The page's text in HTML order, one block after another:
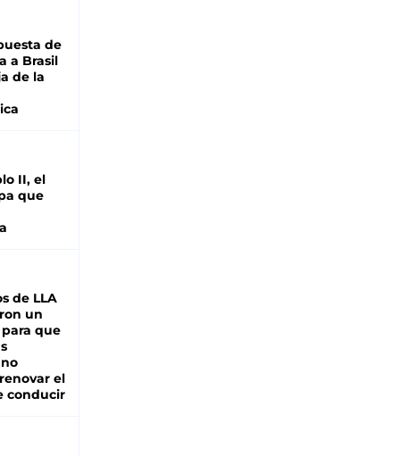
de
a Brasil
de la
II, el
que
de LLA
un
que
el
conducir